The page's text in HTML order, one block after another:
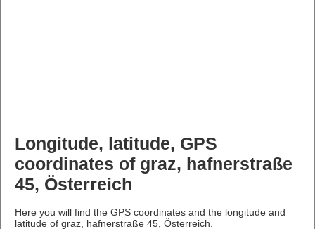
Longitude, latitude, GPS
coordinates of graz, hafnerstraße
45, Österreich
Here you will find the GPS coordinates and the longitude and
latitude of graz, hafnerstraße 45, Österreich.